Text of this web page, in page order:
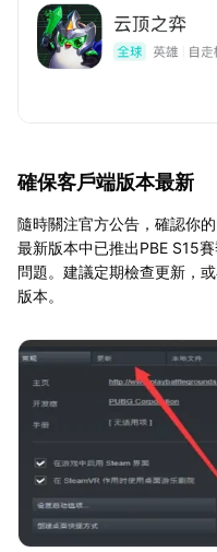
確保客戶端版本最新
隨時關注官方公告，確認你
最新版本中已推出PBE S15
問題。建議定期檢查更新，
版本。